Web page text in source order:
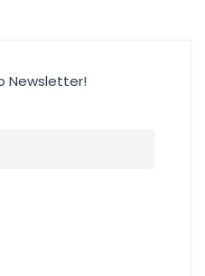
Newsletter!